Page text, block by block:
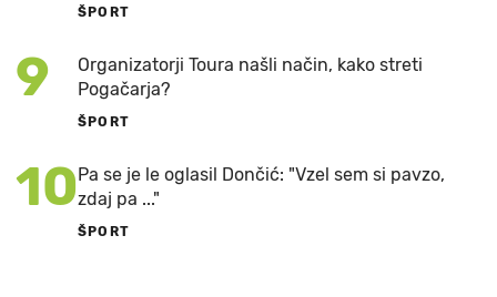
ŠPORT
9
Organizatorji Toura našli način, kako streti
Pogačarja?
ŠPORT
10Pa se je le oglasil Dončić: "Vzel sem si pavzo,
zdaj pa ..."
ŠPORT